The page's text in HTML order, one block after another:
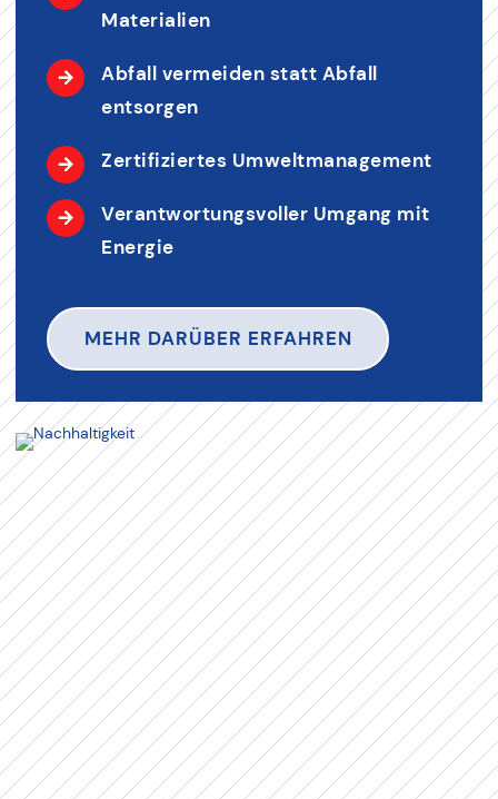
Materialien
Abfall vermeiden statt Abfall
entsorgen
Zertifiziertes Umweltmanagement
Verantwortungsvoller Umgang mit
Energie
MEHR DARÜBER ERFAHREN